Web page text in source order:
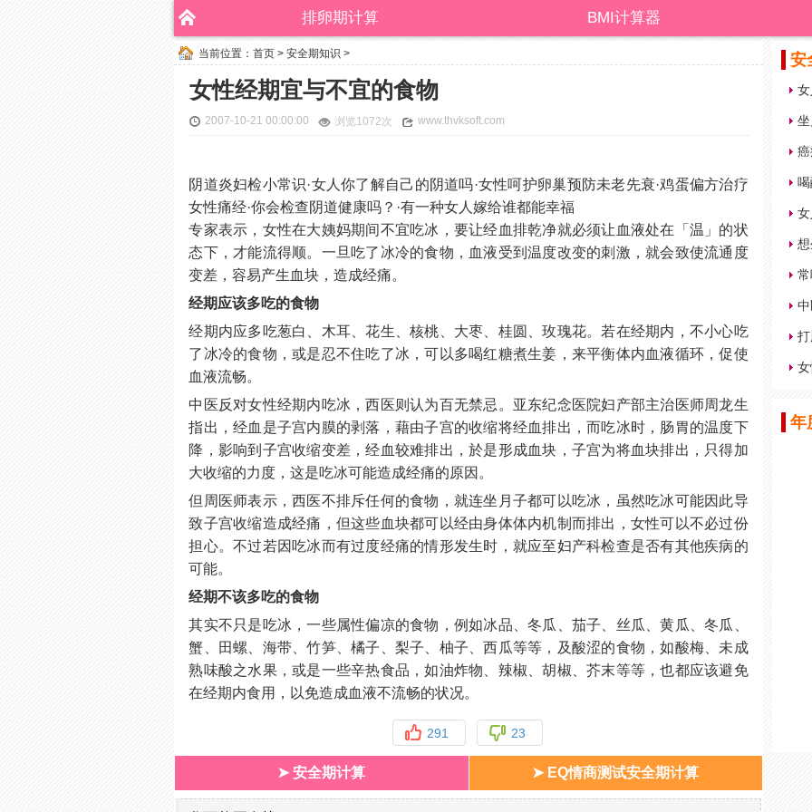
排卵期计算 BMI计算器
当前位置： 首页 > 安全期知识 >
女性经期宜与不宜的食物
2007-10-21 00:00:00 浏览1072次 www.thvksoft.com
阴道炎妇检小常识·女人你了解自己的阴道吗·女性呵护卵巢预防未老先衰·鸡蛋偏方治疗
女性痛经·你会检查阴道健康吗？·有一种女人嫁给谁都能幸福
专家表示，女性在大姨妈期间不宜吃冰，要让经血排乾净就必须让血液处在「温」的状
态下，才能流得顺。一旦吃了冰冷的食物，血液受到温度改变的刺激，就会致使流通度
变差，容易产生血块，造成经痛。
经期应该多吃的食物
经期内应多吃葱白、木耳、花生、核桃、大枣、桂圆、玫瑰花。若在经期内，不小心吃
了冰冷的食物，或是忍不住吃了冰，可以多喝红糖煮生姜，来平衡体内血液循环，促使
血液流畅。
中医反对女性经期内吃冰，西医则认为百无禁忌。亚东纪念医院妇产部主治医师周龙生
指出，经血是子宫内膜的剥落，藉由子宫的收缩将经血排出，而吃冰时，肠胃的温度下
降，影响到子宫收缩变差，经血较难排出，於是形成血块，子宫为将血块排出，只得加
大收缩的力度，这是吃冰可能造成经痛的原因。
但周医师表示，西医不排斥任何的食物，就连坐月子都可以吃冰，虽然吃冰可能因此导
致子宫收缩造成经痛，但这些血块都可以经由身体体内机制而排出，女性可以不必过份
担心。不过若因吃冰而有过度经痛的情形发生时，就应至妇产科检查是否有其他疾病的
可能。
经期不该多吃的食物
其实不只是吃冰，一些属性偏凉的食物，例如冰品、冬瓜、茄子、丝瓜、黄瓜、冬瓜、
蟹、田螺、海带、竹笋、橘子、梨子、柚子、西瓜等等，及酸涩的食物，如酸梅、未成
熟味酸之水果，或是一些辛热食品，如油炸物、辣椒、胡椒、芥末等等，也都应该避免
在经期内食用，以免造成血液不流畅的状况。
291 23
➤ 安全期计算 ➤ EQ情商测试安全期计算
安
年